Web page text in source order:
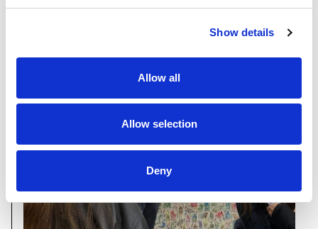
Show details
Allow all
Allow selection
Deny